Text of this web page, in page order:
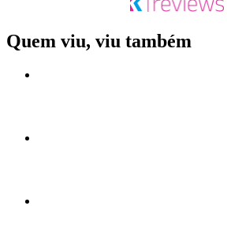
Quem viu, viu também